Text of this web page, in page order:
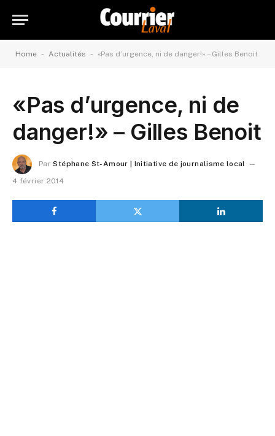
Home - Actualités - «Pas d’urgence, ni de danger!» – Gilles Benoit
«Pas d’urgence, ni de
danger!» – Gilles Benoit
Par Stéphane St-Amour | Initiative de journalisme local
4 février 2014